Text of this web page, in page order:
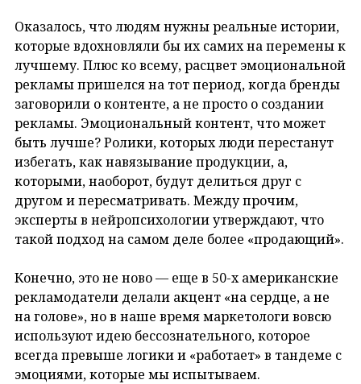
Оказалось, что людям нужны реальные истории,
которые вдохновляли бы их самих на перемены к
лучшему. Плюс ко всему, расцвет эмоциональной
рекламы пришелся на тот период, когда бренды
заговорили о контенте, а не просто о создании
рекламы. Эмоциональный контент, что может
быть лучше? Ролики, которых люди перестанут
избегать, как навязывание продукции, а,
которыми, наоборот, будут делиться друг с
другом и пересматривать. Между прочим,
эксперты в нейропсихологии утверждают, что
такой подход на самом деле более «продающий».
Конечно, это не ново — еще в 50-х американские
рекламодатели делали акцент «на сердце, а не
на голове», но в наше время маркетологи вовсю
используют идею бессознательного, которое
всегда превыше логики и «работает» в тандеме с
эмоциями, которые мы испытываем.